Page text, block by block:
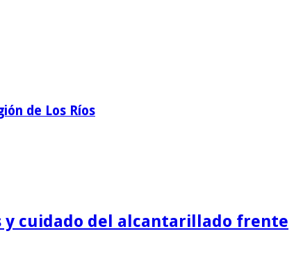
de Los Ríos
y cuidado del alcantarillado frente